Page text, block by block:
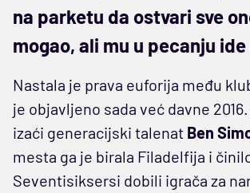
na parketu da ostvari sve
mogao, ali mu u pecanju
Nastala je prava euforija među
je objavljeno sada već davne
izaći generacijski talenat Ben
mesta ga je birala Filadelfija i
Seventisiksersi dobili igrača za